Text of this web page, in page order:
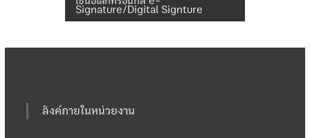
Signature/Digital Signture
ลิงค์ภายในหน่วยงาน